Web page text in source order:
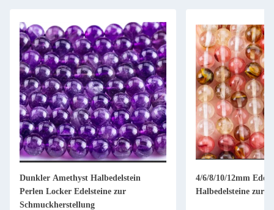
Dunkler Amethyst Halbedelstein
Perlen Locker Edelsteine zur
Schmuckherstellung
4/6/8/10/12mm
Halbedelsteine zur